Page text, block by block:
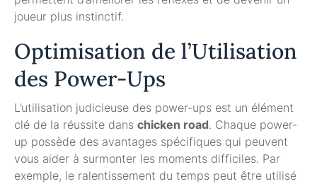
joueur plus instinctif.
Optimisation de l’Utilisation
des Power-Ups
L’utilisation judicieuse des power-ups est un élément
clé de la réussite dans chicken road. Chaque power-
up possède des avantages spécifiques qui peuvent
vous aider à surmonter les moments difficiles. Par
exemple, le ralentissement du temps peut être utilisé